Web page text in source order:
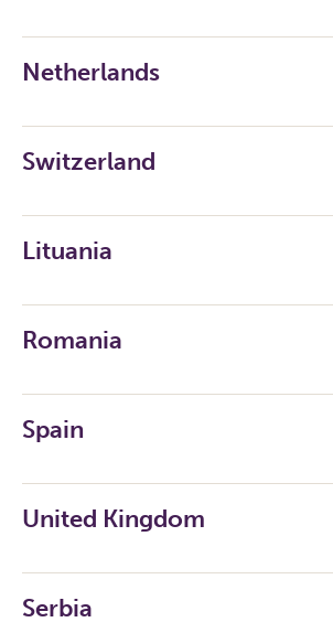
Netherlands
Switzerland
Lituania
Romania
Spain
United Kingdom
Serbia